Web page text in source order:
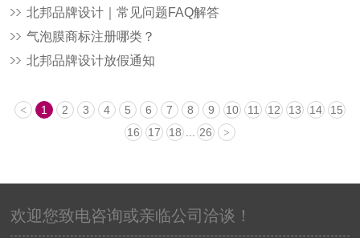
北邦品牌设计｜常见问题FAQ解答
气泡膜商标注册哪类？
北邦品牌设计放假通知
< 1 2 3 4 5 6 7 8 9 10 11 12 13 14
15
16
17 18 26 >
欢迎您致电咨询或亲临公司洽谈！